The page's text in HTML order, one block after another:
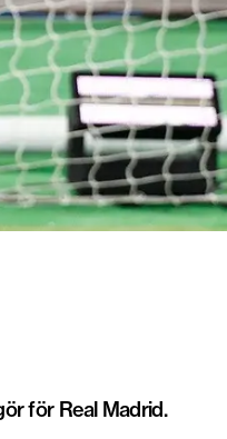
för Real Madrid.